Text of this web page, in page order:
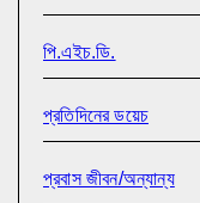
পি.এইচ.ডি.
প্রতিদিনের ডয়েচ
প্রবাস জীবন/অন্যান্য